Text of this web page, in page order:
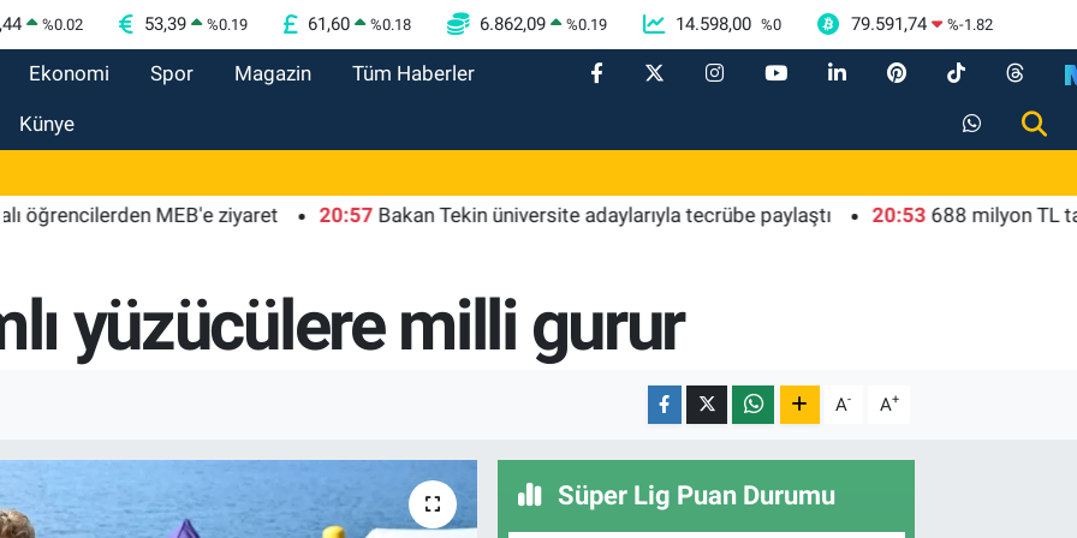
%0.02 53,39 %0.19 61,60 %0.18 6.862,09 %0.19 14.598,00 %0 79.591,74 %-1.82
Ekonomi Spor Magazin Tüm Haberler
Künye
MEB'e ziyaret 20:57 Bakan Tekin üniversite adaylarıyla tecrübe paylaştı 20:53 688 milyon TL tarımsal
yüzücülere milli gurur
A- A+
Süper Lig Puan Durumu